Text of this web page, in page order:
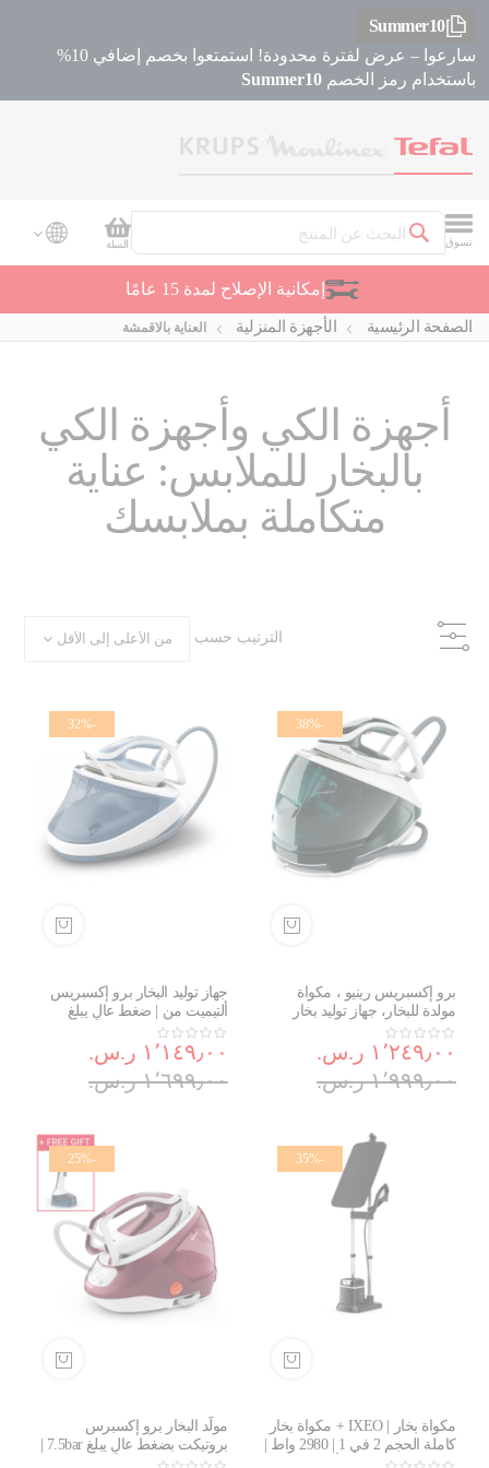
Summer10
سارعوا – عرض لفترة محدودة! استمتعوا بخصم إضافي 10%
باستخدام رمز الخصم Summer10
تسوق
بحث
سلة
السلة
إمكانية الإصلاح لمدة 15 عامًا
الصفحة الرئيسية الأجهزة المنزلية العناية بالاقمشة
أجهزة الكي وأجهزة الكي
بالبخار للملابس: عناية
متكاملة بملابسك
الترتيب حسب
-38%
برو إكسبريس رينيو ، مكواة
مولدة للبخار، جهاز توليد بخار
موفر للطاقة وتصميم صديق
GV9E21G0
١٬٢٤٩٫٠٠ ر.س.‏
١٬٩٩٩٫٠٠ ر.س.‏
-32%
جهاز توليد البخار برو إكسبريس
ألتيميت من | ضغط عالٍ يبلغ
7.6Bar | كي بالبخار عمودي |
GV9710E0
١٬١٤٩٫٠٠ ر.س.‏
١٬٦٩٩٫٠٠ ر.س.‏
-35%
مكواة بخار | IXEO + مكواة بخار
كاملة الحجم 2 في 1 | 2980 واط |
-25%
مولّد البخار برو إكسبرس
علبة تجميع كلس ونظام حماية |